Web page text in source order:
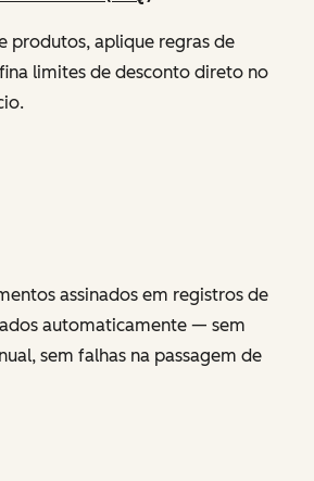
produtos, aplique regras de
limites de desconto direto no
assinados em registros de
automaticamente — sem
sem falhas na passagem de